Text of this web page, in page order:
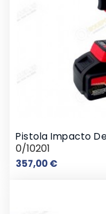
Pistola Impacto
0/10201
357,00 €Precio